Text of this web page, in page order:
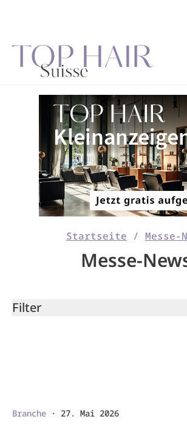
Startseite / Messe-
Messe-
Branche · 27. Mai 2026
Filter